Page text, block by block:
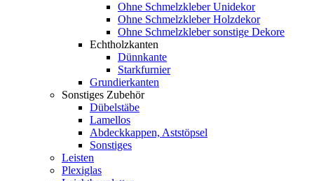
Ohne Schmelzkleber Unidekor
Ohne Schmelzkleber Holzdekor
Ohne Schmelzkleber sonstige Dekore
Echtholzkanten
Dünnkante
Starkfurnier
Grundierkanten
Sonstiges Zubehör
Dübelstäbe
Lamellos
Abdeckkappen, Aststöpsel
Sonstiges
Leisten
Plexiglas